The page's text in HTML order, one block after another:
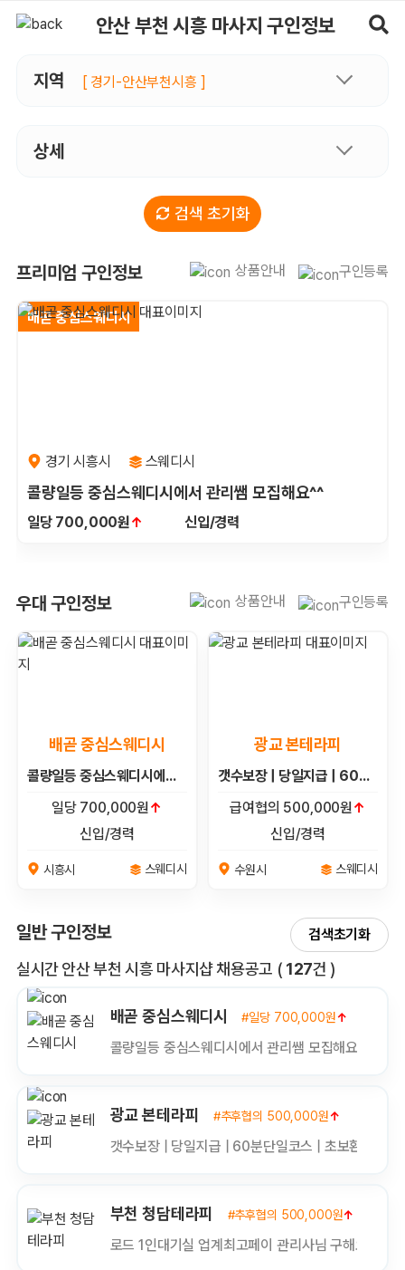
안산 부천 시흥 마사지 구인정보
지역 [ 경기-안산부천시흥 ]
상세
검색 초기화
안산 부천 시흥 마사지 프리미엄 구인정보
프리미엄 구인정보 상품안내 구인등록
배곧 중심스웨디시
경기 시흥시 스웨디시
콜량일등 중심스웨디시에서 관리쌤 모집해요^^
일당 700,000원↑ 신입/경력
우대 구인정보 상품안내 구인등록
배곧 중심스웨디시
콜량일등 중심스웨디시에서 관리쌤 모집해요^^
일당 700,000원↑
신입/경력
시흥시 스웨디시
광교 본테라피
갯수보장 | 당일지급 | 60분단일코스 | 초보환영 | 알바가능 | 경력자환영 | 자율출근
급여협의 500,000원↑
신입/경력
수원시 스웨디시
일반 구인정보 검색초기화
실시간 안산 부천 시흥 마사지샵 채용공고 전체 목록
( 127건 )
배곧 중심스웨디시 #일당 700,000원↑
콜량일등 중심스웨디시에서 관리쌤 모집해요^^
광교 본테라피 #추후협의 500,000원↑
갯수보장 | 당일지급 | 60분단일코스 | 초보환영 | 알
부천 청담테라피 #추후협의 500,000원↑
로드 1인대기실 업계최고페이 관리사님 구해요